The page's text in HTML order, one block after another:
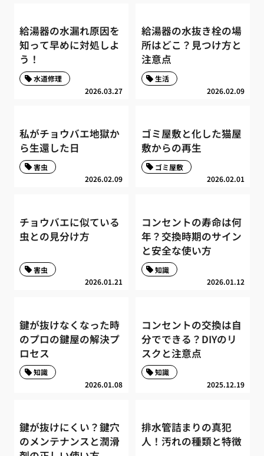
給湯器の水漏れ原因を
知って早めに対処しよ
う！
2026.03.27
水道修理
給湯器の水抜き栓の場
所はどこ？見つけ方と
注意点
2026.02.09
生活
私がチョウバエ地獄か
ら生還した日
2026.02.09
害虫
ゴミ屋敷と化した猫屋
敷からの再生
2026.02.01
ゴミ屋敷
チョウバエに似ている
虫との見分け方
2026.01.21
害虫
コンセントの寿命は何
年？交換時期のサイン
と安全な使い方
2026.01.12
知識
鍵が抜けなくなった時
のプロの鍵屋の解決プ
ロセス
2026.01.08
知識
コンセントの交換は自
分でできる？DIYのリ
スクと注意点
2025.12.19
知識
鍵が抜けにくい？鍵穴
のメンテナンスと潤滑
排水管詰まりの真犯
人！汚れの種類と特徴